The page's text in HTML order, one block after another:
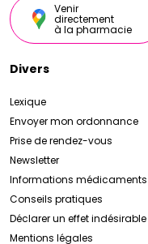
Venir
directement
à la pharmacie
Divers
Lexique
Envoyer mon ordonnance
Prise de rendez-vous
Newsletter
Informations médicaments
Conseils pratiques
Déclarer un effet indésirable
Mentions légales